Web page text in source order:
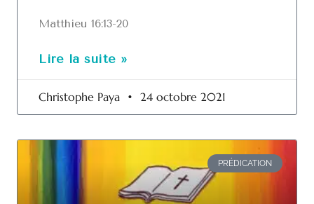
Matthieu 16:13-20
Lire la suite »
Christophe Paya 24 octobre 2021
PRÉDICATION